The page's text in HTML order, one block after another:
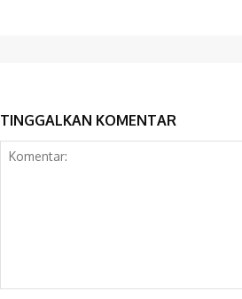
TINGGALKAN KOMENTAR